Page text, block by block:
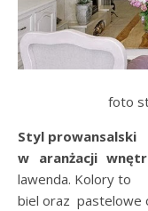
foto
Styl prowansalski
w aranżacji
lawenda. Kolory to
biel oraz pastelowe